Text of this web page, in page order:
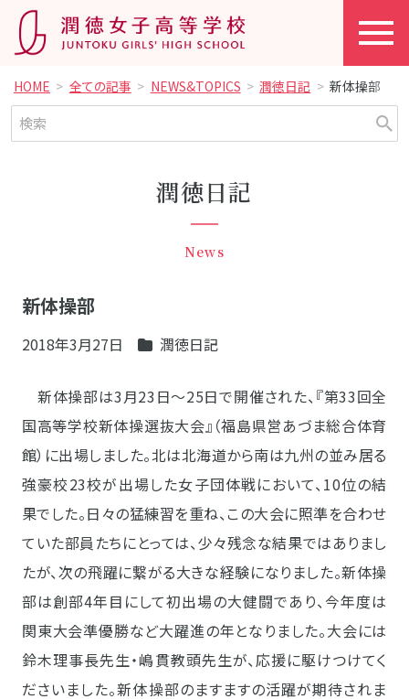
HOME 全ての記事 NEWS&TOPICS 潤徳日記 新体操部
潤徳日記
News
新体操部
2018年3月27日 潤徳日記
新体操部は3月23日～25日で開催された、『第33回全
国高等学校新体操選抜大会』（福島県営あづま総合体育
館）に出場しました。北は北海道から南は九州の並み居る
強豪校23校が出場した女子団体戦において、10位の結
果でした。日々の猛練習を重ね、この大会に照準を合わせ
ていた部員たちにとっては、少々残念な結果ではありまし
たが、次の飛躍に繋がる大きな経験になりました。新体操
部は創部4年目にして初出場の大健闘であり、今年度は
関東大会準優勝など大躍進の年となりました。大会には
鈴木理事長先生・嶋貫教頭先生が、応援に駆けつけてく
ださいました。新体操部のますますの活躍が期待されま